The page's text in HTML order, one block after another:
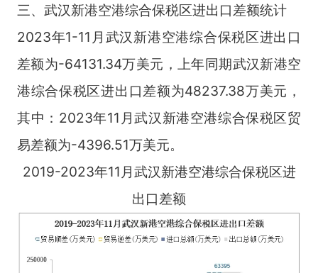
三、武汉新港空港综合保税区进出口差额统计
2023年1-11月武汉新港空港综合保税区进出口
差额为-64131.34万美元，上年同期武汉新港空
港综合保税区进出口差额为48237.38万美元，
其中：2023年11月武汉新港空港综合保税区贸
易差额为-4396.51万美元。
2019-2023年11月武汉新港空港综合保税区进
出口差额